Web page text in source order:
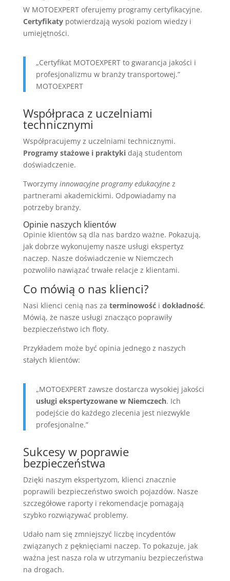
W MOTOEXPERT oferujemy programy certyfikacyjne.
Certyfikatypotwierdzają wysoki poziom wiedzy i
umiejętności.
„Certyfikat MOTOEXPERT to gwarancja jakości i
profesjonalizmu w branży transportowej.”
MOTOEXPERT
Współpraca z uczelniami
technicznymi
Współpracujemy z uczelniami technicznymi.
Programy stażowe i praktykidają studentom
doświadczenie.
Tworzymy innowacyjne programy edukacyjnez
partnerami akademickimi. Odpowiadamy na
potrzeby branży.
Opinie naszych klientów
Opinie klientów są dla nas bardzo ważne. Pokazują,
jak dobrze wykonujemy nasze usługi ekspertyz
naczep. Nasze doświadczenie w Niemczech
pozwoliło nawiązać trwałe relacje z klientami.
Co mówią o nas klienci?
Nasi klienci cenią nas za terminowośći dokładność.
Mówią, że nasze usługi znacząco poprawiły
bezpieczeństwo ich floty.
Przykładem może być opinia jednego z naszych
stałych klientów:
„MOTOEXPERT zawsze dostarcza wysokiej jakości
usługi ekspertyzowane w Niemczech. Ich
podejście do każdego zlecenia jest niezwykle
profesjonalne.”
Sukcesy w poprawie
bezpieczeństwa
Dzięki naszym ekspertyzom, klienci znacznie
poprawili bezpieczeństwo swoich pojazdów. Nasze
szczegółowe raporty i rekomendacje pomagają
szybko rozwiązywać problemy.
Udało nam się zmniejszyć liczbę incydentów
związanych z pęknięciami naczep. To pokazuje, jak
ważna jest nasza rola w utrzymaniu bezpieczeństwa
na drogach.